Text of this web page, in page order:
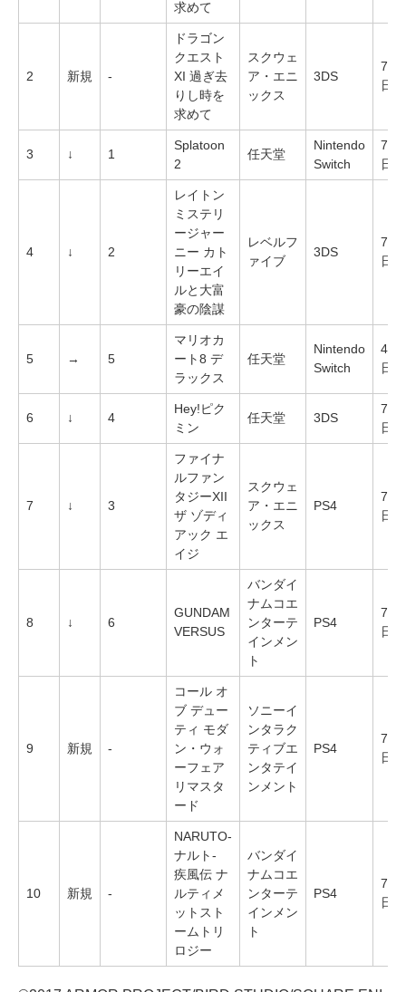
求めて
2 新規 -
ドラゴン
クエスト
XI 過ぎ去
りし時を
求めて
スクウェ
ア・エニ
ックス
3DS
7月
日
3 ↓ 1
Splatoon
2
任天堂
Nintendo
Switch
7月
日
4 ↓ 2
レイトン
ミステリ
ージャー
ニー カト
リーエイ
ルと大富
豪の陰謀
レベルフ
ァイブ
3DS
7月
日
5 → 5
マリオカ
ート8 デ
ラックス
任天堂
Nintendo
Switch
4月
日
6 ↓ 4
Hey!ピク
ミン
任天堂 3DS
7月
日
7 ↓ 3
ファイナ
ルファン
タジーXII
ザ ゾディ
アック エ
イジ
スクウェ
ア・エニ
ックス
PS4
7月
日
8 ↓ 6
GUNDAM
VERSUS
バンダイ
ナムコエ
ンターテ
インメン
ト
PS4
7月
日
9 新規 -
コール オ
ブ デュー
ティ モダ
ン・ウォ
ーフェア
リマスタ
ード
ソニーイ
ンタラク
ティブエ
ンタテイ
ンメント
PS4
7月
日
10 新規 -
NARUTO-
ナルト-
疾風伝 ナ
ルティメ
ットスト
ームトリ
ロジー
バンダイ
ナムコエ
ンターテ
インメン
ト
PS4
7月
日